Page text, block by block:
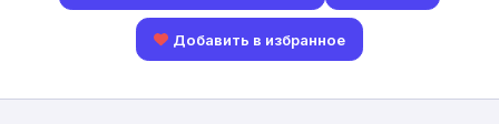
Добавить в избранное